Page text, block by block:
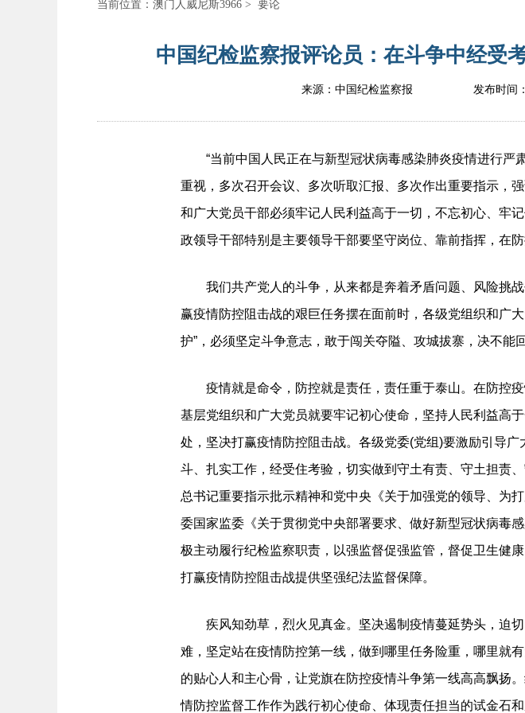
当前位置： 澳门人威尼斯3966 > 要论
中国纪检监察报评论员：在斗争中经受
来源：中国纪检监察报 发布时间：
“当前中国人民正在与新型冠状病毒感染肺炎疫情进行严
重视，多次召开会议、多次听取汇报、多次作出重要指示，
和广大党员干部必须牢记人民利益高于一切，不忘初心、牢
政领导干部特别是主要领导干部要坚守岗位、靠前指挥，在防
我们共产党人的斗争，从来都是奔着矛盾问题、风险挑战
赢疫情防控阻击战的艰巨任务摆在面前时，各级党组织和广
护”，必须坚定斗争意志，敢于闯关夺隘、攻城拔寨，决不能
疫情就是命令，防控就是责任，责任重于泰山。在防控疫
基层党组织和广大党员就要牢记初心使命，坚持人民利益高
处，坚决打赢疫情防控阻击战。各级党委(党组)要激励引导
斗、扎实工作，经受住考验，切实做到守土有责、守土担责
总书记重要指示批示精神和党中央《关于加强党的领导、为
委国家监委《关于贯彻党中央部署要求、做好新型冠状病毒
极主动履行纪检监察职责，以强监督促强监管，督促卫生健
打赢疫情防控阻击战提供坚强纪法监督保障。
疾风知劲草，烈火见真金。坚决遏制疫情蔓延势头，迫切
难，坚定站在疫情防控第一线，做到哪里任务险重，哪里就
的贴心人和主心骨，让党旗在防控疫情斗争第一线高高飘扬
情防控监督工作作为践行初心使命、体现责任担当的试金石